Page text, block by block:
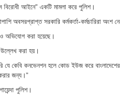
বিরোধী আইনে” একটি মামলা করে পুলিশ।
অবসরপ্রাপ্ত সরকারি কর্মকর্তা-কর্মচারিরা অংশ
অভিযোগ করা হয়েছে।
উল্লেখ করা হয়।
যে কেবি কনভেনশন হলে কোড ইউজ করে
জন্য।”
পুলিশ।